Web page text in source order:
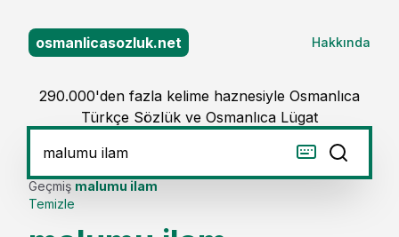
osmanlicasozluk.net Hakkında
290.000'den fazla kelime haznesiyle Osmanlıca
Türkçe Sözlük ve Osmanlıca Lügat
Geçmiş
Temizle
malumu ilam